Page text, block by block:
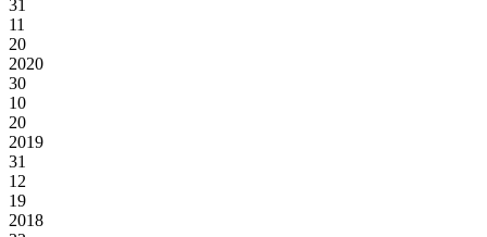
31
11
20
2020
30
10
20
2019
31
12
19
2018